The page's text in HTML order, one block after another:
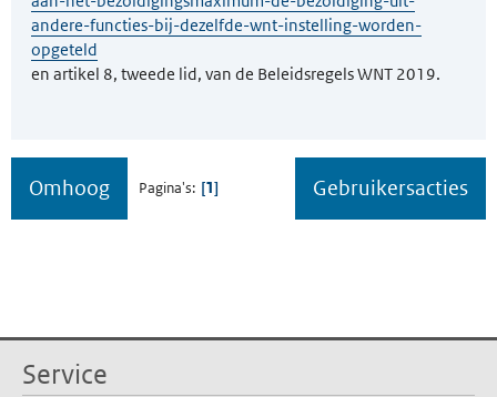
andere-functies-bij-dezelfde-wnt-instelling-worden-
opgeteld
en artikel 8, tweede lid, van de Beleidsregels WNT 2019.
Omhoog Pagina's 1 Gebruikersacties
Service